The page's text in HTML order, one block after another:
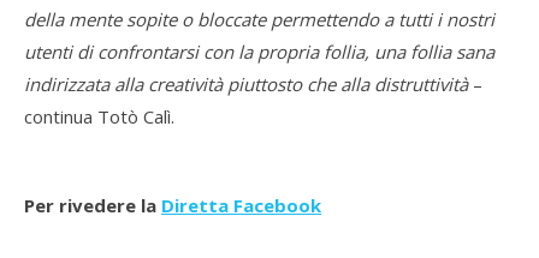
della mente sopite o bloccate permettendo a tutti i nostri
utenti di confrontarsi con la propria follia, una follia sana
indirizzata alla creatività piuttosto che alla distruttività –
continua Totò Calì.
Per rivedere la Diretta Facebook